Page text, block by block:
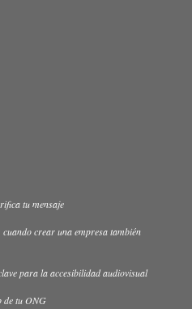
tu mensaje
crear una empresa también
para la accesibilidad audiovisual
de tu ONG